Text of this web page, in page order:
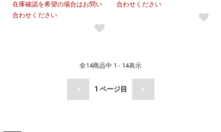
在庫確認を希望の場合はお問い
合わせください
合わせください
全14商品中 1 - 14表示
1 ページ目